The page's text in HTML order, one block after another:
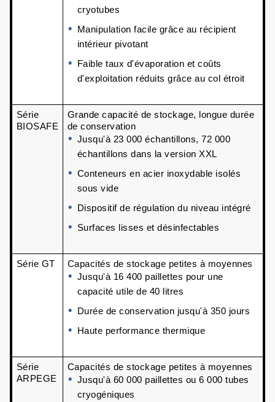
cryotubes
Manipulation facile grâce au récipient
intérieur pivotant
Faible taux d'évaporation et coûts
d'exploitation réduits grâce au col étroit
Série
BIOSAFE
Grande capacité de stockage, longue durée
de conservation
Jusqu'à 23 000 échantillons, 72 000
échantillons dans la version XXL
Conteneurs en acier inoxydable isolés
sous vide
Dispositif de régulation du niveau intégré
Surfaces lisses et désinfectables
Série GT
Capacités de stockage petites à moyennes
Jusqu'à 16 400 paillettes pour une
capacité utile de 40 litres
Durée de conservation jusqu'à 350 jours
Haute performance thermique
Série
ARPEGE
Capacités de stockage petites à moyennes
Jusqu'à 60 000 paillettes ou 6 000 tubes
cryogéniques